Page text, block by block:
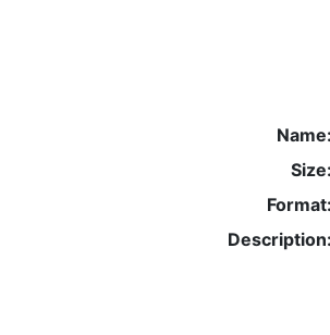
Name:
Size:
Format:
Description: